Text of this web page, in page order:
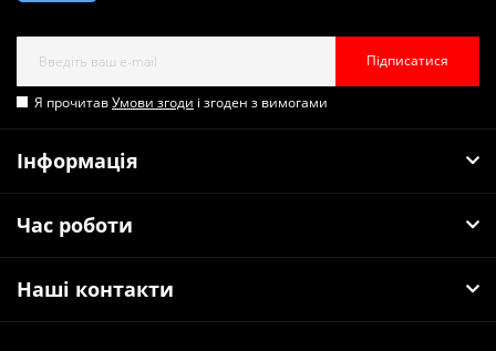
Підписатися
Я прочитавУмови згоди і згоден з вимогами
Інформація
Час роботи
Наші контакти